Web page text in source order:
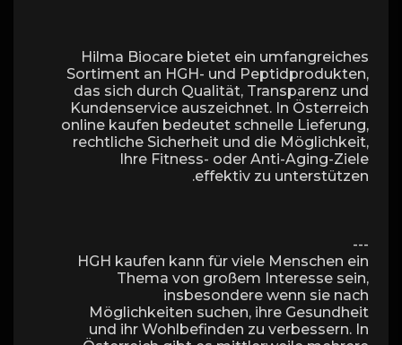
Hilma Biocare bietet ein umfangreiches
Sortiment an HGH- und Peptidprodukten,
das sich durch Qualität, Transparenz und
Kundenservice auszeichnet. In Österreich
online kaufen bedeutet schnelle Lieferung,
rechtliche Sicherheit und die Möglichkeit,
Ihre Fitness- oder Anti-Aging-Ziele
effektiv zu unterstützen.
---
HGH kaufen kann für viele Menschen ein
Thema von großem Interesse sein,
insbesondere wenn sie nach
Möglichkeiten suchen, ihre Gesundheit
und ihr Wohlbefinden zu verbessern. In